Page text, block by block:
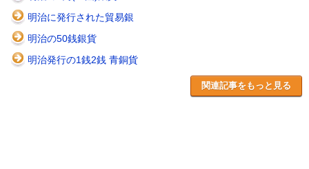
明治に発行された貿易銀
明治の50銭銀貨
明治発行の1銭2銭 青銅貨
関連記事をもっと見る